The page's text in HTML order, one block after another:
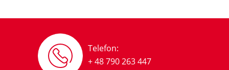
Telefon:
+ 48 790 263 447